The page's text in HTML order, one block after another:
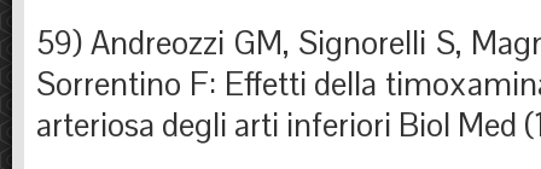
59) Andreozzi GM, Signorelli S,
Sorrentino F: Effetti della
arteriosa degli arti inferiori Biol Med